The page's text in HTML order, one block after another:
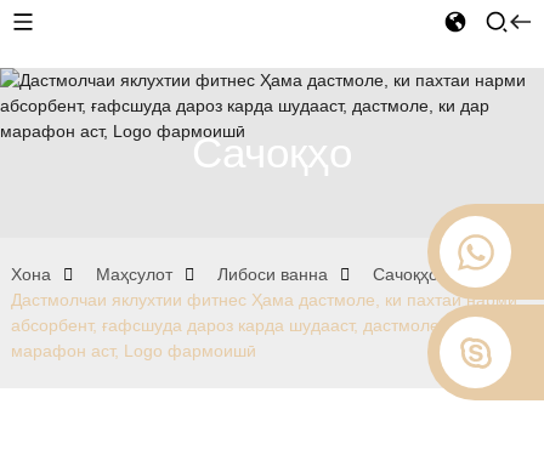
Сачоқҳо
Хона Маҳсулот Либоси ванна
Сачоқҳо
Дастмолчаи яклухтии фитнес Ҳама дастмоле, ки пахтаи нарми
абсорбент, ғафсшуда дароз карда шудааст, дастмоле, ки дар
марафон аст, Logo фармоишӣ